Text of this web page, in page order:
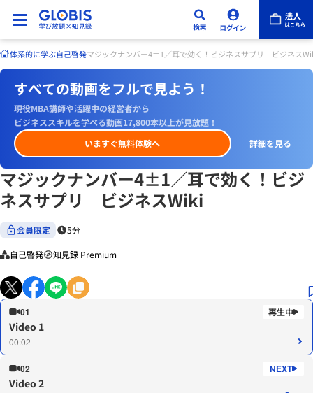
体系的に学ぶ自己啓発マジックナンバー4±1／耳で効く！ビジネスサプリ ビジネス
すべての動画をフルで見よう！
現役MBA講師や活躍中の経営者から
ビジネススキルを学べる動画17,800本以上が見放題！
いますぐ無料体験へ
詳細を見る
マジックナンバー4±1／耳で効く！ビジ
ネスサプリ ビジネスWiki
会員限定 5分
自己啓発 知見録 Premium
01
Video 1
00:02
02
Video 2